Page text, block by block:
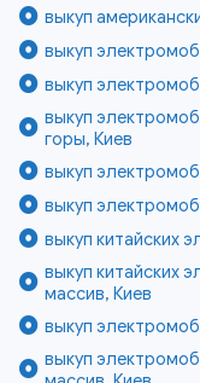
выкуп
выкуп
выкуп
выкуп
горы, Киев
выкуп
выкуп
выкуп китайских
выкуп китайских
массив, Киев
выкуп
выкуп